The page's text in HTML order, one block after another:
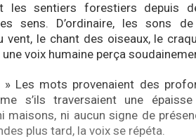
les sentiers forestiers depuis
sens. D’ordinaire, les sons
vent, le chant des oiseaux, le
voix humaine perça
» Les mots provenaient des
s’ils traversaient une
maisons, ni aucun signe de
plus tard, la voix se répéta.